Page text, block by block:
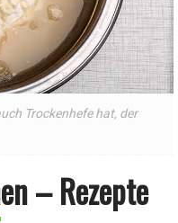
Trockenhefe hat, der
– Rezepte